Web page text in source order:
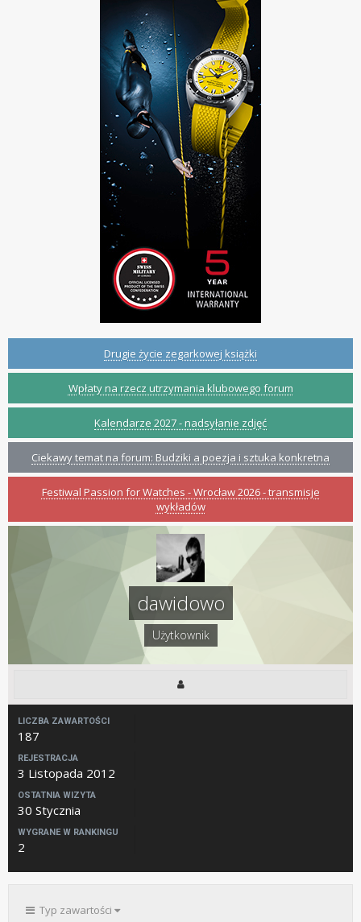
Drugie życie zegarkowej książki
Wpłaty na rzecz utrzymania klubowego forum
Kalendarze 2027 - nadsyłanie zdjęć
Ciekawy temat na forum: Budziki a poezja i sztuka konkretna
Festiwal Passion for Watches - Wrocław 2026 - transmisje
wykładów
dawidowo
Użytkownik
LICZBA ZAWARTOŚCI
187
REJESTRACJA
3 Listopada 2012
OSTATNIA WIZYTA
30 Stycznia
WYGRANE W RANKINGU
2
Typ zawartości